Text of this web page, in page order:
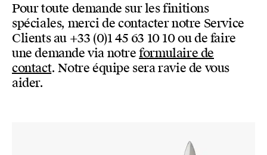
Pour toute demande sur les finitions
spéciales, merci de contacter notre Service
Clients au +33 (0)1 45 63 10 10 ou de faire
une demande via notreformulaire de
contact. Notre équipe sera ravie de vous
aider.